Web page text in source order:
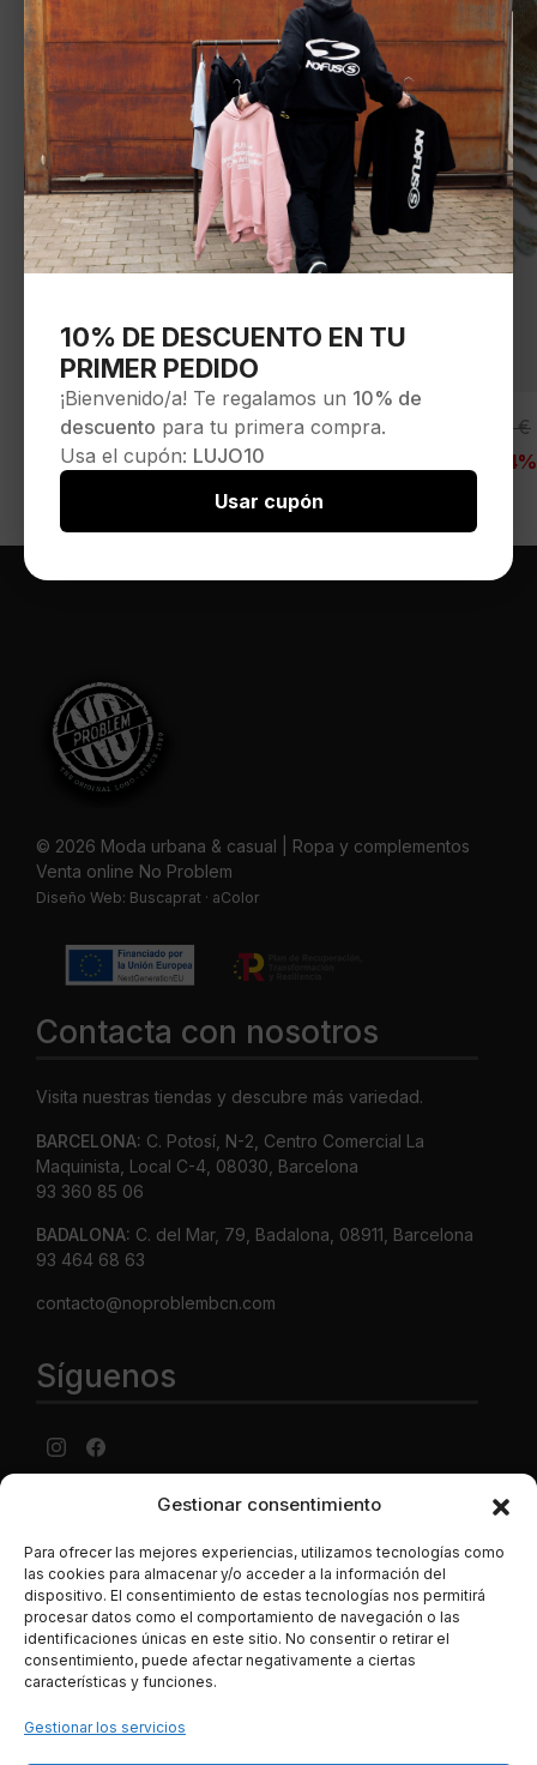
Gestionar consentimiento
Para ofrecer las mejores experiencias, utilizamos tecnologías como
las cookies para almacenar y/o acceder a la información del
dispositivo. El consentimiento de estas tecnologías nos permitirá
procesar datos como el comportamiento de navegación o las
identificaciones únicas en este sitio. No consentir o retirar el
consentimiento, puede afectar negativamente a ciertas
características y funciones.
Gestionar los servicios
DIKIES Bufanda » STEVENSVILLE
SCARF WHITECAP GRAY «
Seleccionar opciones
59,00€
El
45,00
El
-24%
© 2026 Moda urbana & casual | Ropa y complementos
Venta online No Problem
Diseño Web: Buscaprat · aColor
Contacta con nosotros
Visita nuestras tiendas y descubre más variedad.
BARCELONA: C. Potosí, N-2, Centro Comercial La
Maquinista, Local C-4, 08030, Barcelona
93 360 85 06
BADALONA: C. del Mar, 79, Badalona, 08911, Barcelona
93 464 68 63
contacto@noproblembcn.com
Síguenos
Política de privacidad·Política de cookies ·
precios
LUJONYC S.L., C. Potosí, N-2, Centro Comercial La
Maquinista, Local C-4, 08030, Barcelona España. CIF B-
62786496. Los datos de las tarjetas de crédito se
introducen en una página segura de la entidad bancaria, y
íntegra, segura, y totalmente cifrada o encriptada a través
10% DE DESCUENTO EN TU
PRIMER PEDIDO
¡Bienvenido/a! Te regalamos un 10% de
descuento para tu primera compra.
Usa el cupón: LUJO10
Usar cupón